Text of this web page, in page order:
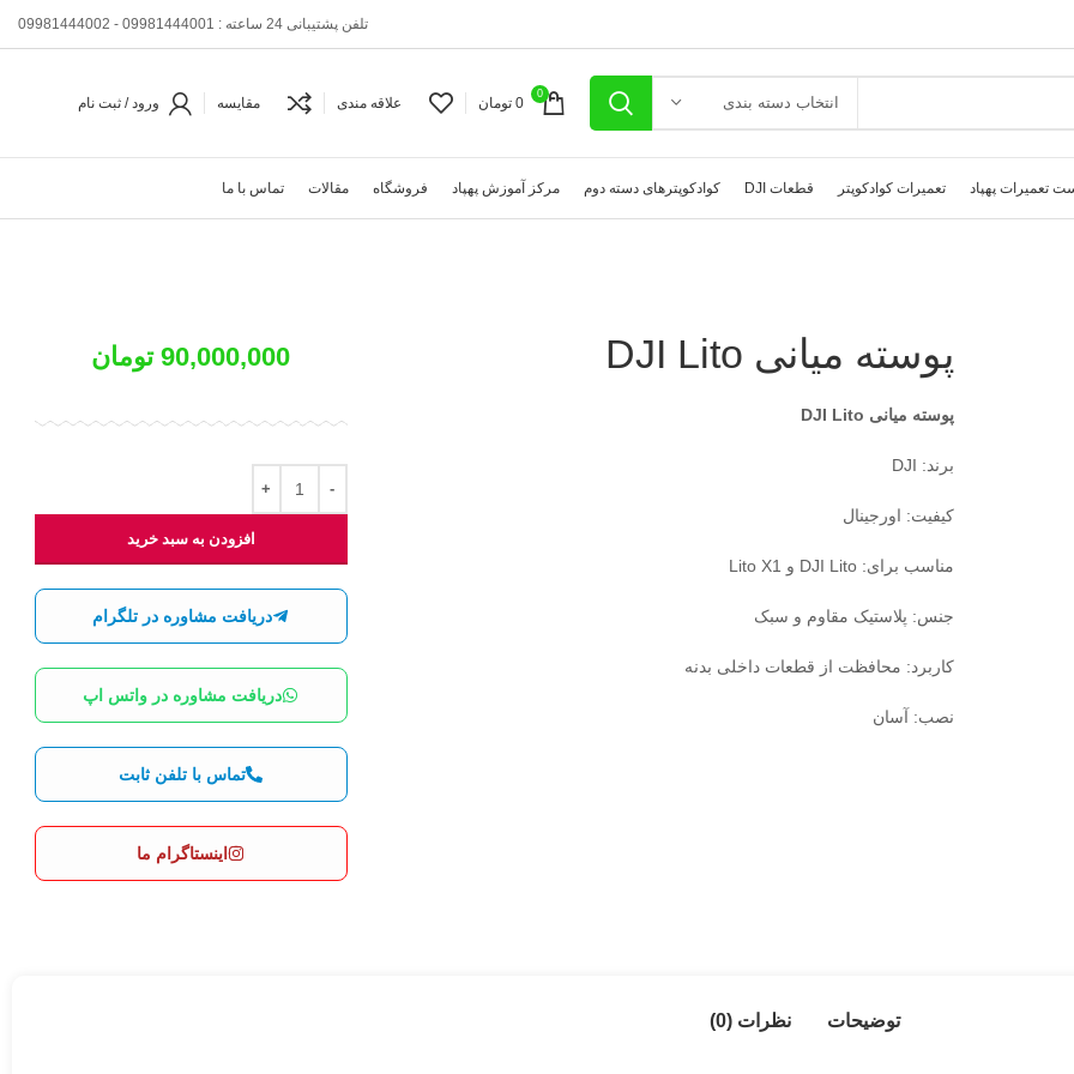
تلفن پشتیبانی 24 ساعته : 09981444001 - 09981444002
انتخاب دسته بندی 0
0 تومان علاقه مندی مقایسه ورود / ثبت نام
تعمیرات پهپاد تعمیرات کوادکوپتر قطعات DJI کوادکوپترهای دسته دوم مرکز آموزش پهپاد فروشگاه مقالات تماس با ما
پوسته میانی DJI Lito
پوسته میانی DJI Lito
برند: DJI
کیفیت: اورجینال
مناسب برای: DJI Lito و Lito X1
جنس: پلاستیک مقاوم و سبک
کاربرد: محافظت از قطعات داخلی بدنه
نصب: آسان
90,000,000 تومان
افزودن به سبد خرید
دریافت مشاوره در تلگرام
دریافت مشاوره در واتس اپ
تماس با تلفن ثابت
اینستاگرام ما
توضیحات نظرات (0)